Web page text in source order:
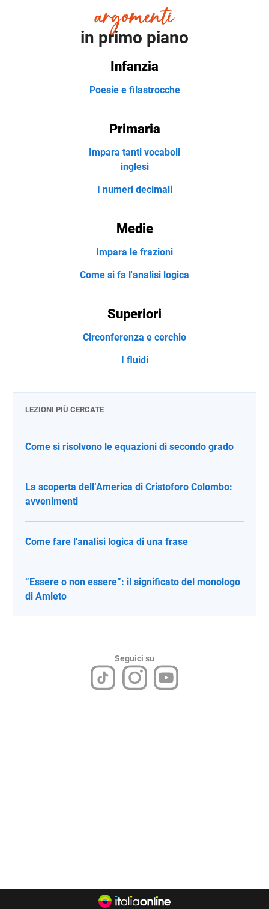
in primo piano
Infanzia
Poesie e filastrocche
Primaria
Impara tanti vocaboli
inglesi
I numeri decimali
Medie
Impara le frazioni
Come si fa l'analisi logica
Superiori
Circonferenza e cerchio
I fluidi
LEZIONI PIÙ CERCATE
Come si risolvono le equazioni di secondo grado
La scoperta dell’America di Cristoforo Colombo:
avvenimenti
Come fare l'analisi logica di una frase
“Essere o non essere”: il significato del monologo
di Amleto
Seguici su